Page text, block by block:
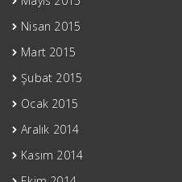
Nisan 2015
Mart 2015
Şubat 2015
Ocak 2015
Aralık 2014
Kasım 2014